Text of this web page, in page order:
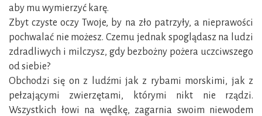
aby mu wymierzyć karę.
Zbyt czyste oczy Twoje, by na zło patrzyły, a nieprawości
pochwalać nie możesz. Czemu jednak spoglądasz na ludzi
zdradliwych i milczysz, gdy bezbożny pożera uczciwszego
od siebie?
Obchodzi się on z ludźmi jak z rybami morskimi, jak z
pełzającymi zwierzętami, którymi nikt nie rządzi.
Wszystkich łowi na wędkę, zagarnia swoim niewodem